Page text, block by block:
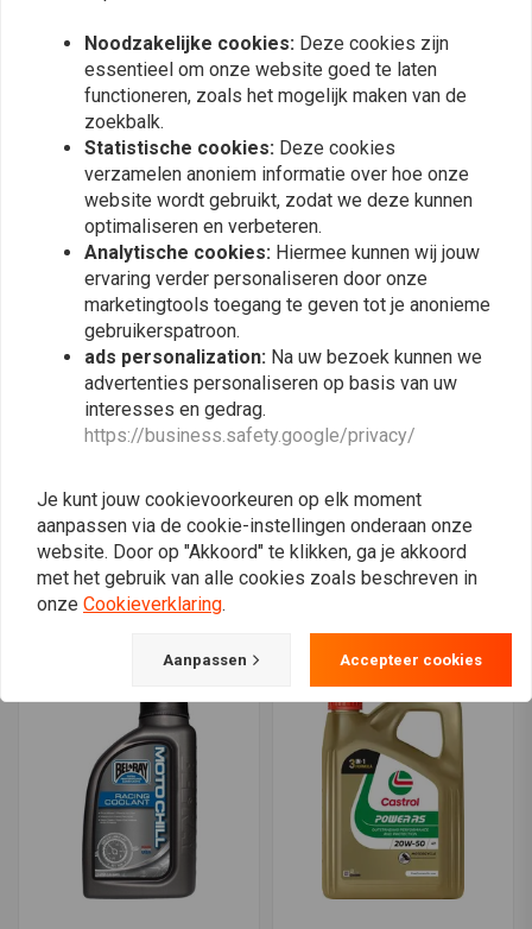
LIQUI MOLY
4T 10W-40 Basic Street |
1L of 4L
20W50 All Climate 4T Olie
1 Liter
€9,50
LIQUI MOLY
Motorfiets MoS2 Shooter
20ML | Olieadditief
€3,50
LIQUI MOLY
Motorfiets 4T Synth 10W-
60 Street Race | 1 Liter of
Noodzakelijke cookies: Deze cookies zijn
essentieel om onze website goed te laten
functioneren, zoals het mogelijk maken van de
zoekbalk.
Statistische cookies: Deze cookies
verzamelen anoniem informatie over hoe onze
website wordt gebruikt, zodat we deze kunnen
optimaliseren en verbeteren.
Analytische cookies: Hiermee kunnen wij jouw
ervaring verder personaliseren door onze
marketingtools toegang te geven tot je anonieme
gebruikerspatroon.
ads personalization: Na uw bezoek kunnen we
advertenties personaliseren op basis van uw
interesses en gedrag.
https://business.safety.google/privacy/
Je kunt jouw cookievoorkeuren op elk moment
aanpassen via de cookie-instellingen onderaan onze
website. Door op "Akkoord" te klikken, ga je akkoord
met het gebruik van alle cookies zoals beschreven in
onze Cookieverklaring.
Aanpassen Accepteer cookies